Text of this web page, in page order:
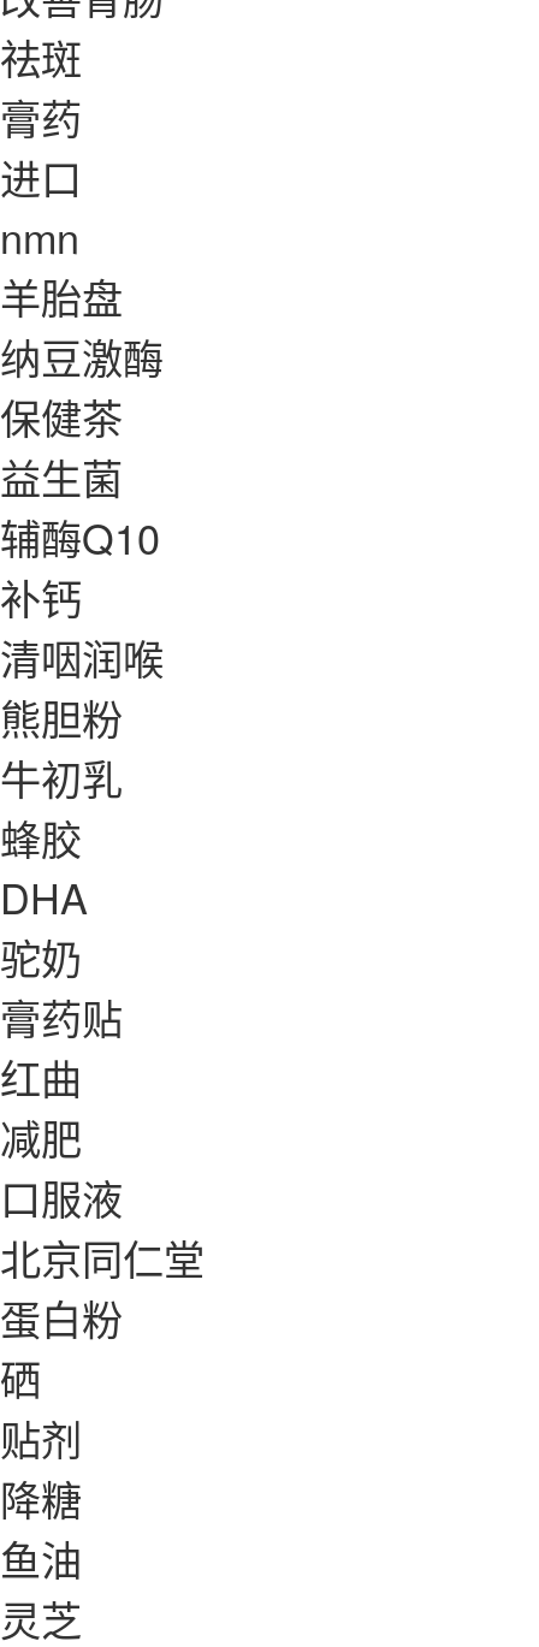
祛斑
膏药
进口
nmn
羊胎盘
纳豆激酶
保健茶
益生菌
辅酶Q10
补钙
清咽润喉
熊胆粉
牛初乳
蜂胶
DHA
驼奶
膏药贴
红曲
减肥
口服液
北京同仁堂
蛋白粉
硒
贴剂
降糖
鱼油
灵芝